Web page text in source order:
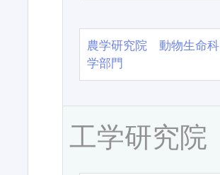
農学研究院 動物生命科
学部門
工学研究院